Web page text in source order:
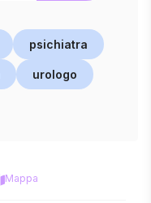
psichiatra
urologo
Mappa